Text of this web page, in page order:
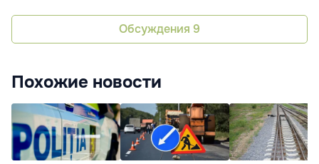
Обсуждения 9
Похожие новости